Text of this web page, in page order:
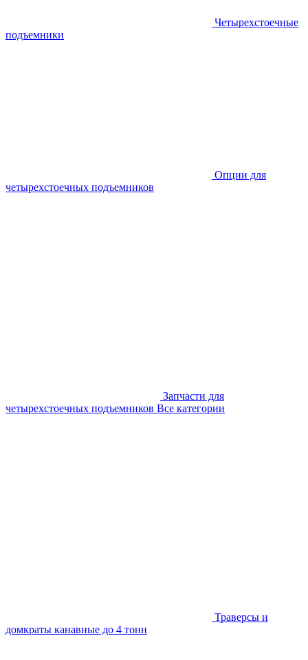
Четырехстоечные
подъемники
Опции для
четырехстоечных подъемников
Запчасти для
четырехстоечных подъемников Все категории
Траверсы и
домкраты канавные до 4 тонн